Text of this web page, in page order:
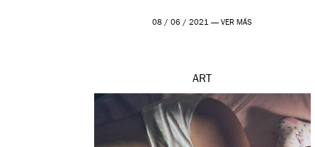
08 / 06 / 2021 —VER MÁS
ART